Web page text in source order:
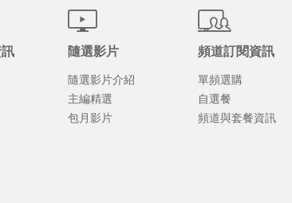
隨選影片
隨選影片介紹
主編精選
包月影片
頻道訂閱資訊
單頻選購
自選餐
頻道與套餐資訊